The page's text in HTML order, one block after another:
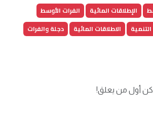
الإطلاقات المائية
الفرات الأوسط
الاطلاقات المائية دجلة والفرات
كن أول من يعلق!